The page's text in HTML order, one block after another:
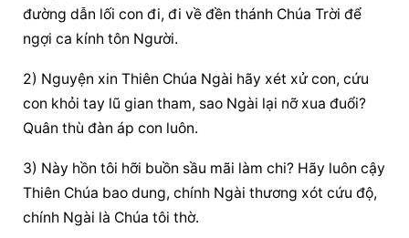
đường dẫn lối con đi, đi về đền thánh Chúa Trời để
ngợi ca kính tôn Người.
2) Nguyện xin Thiên Chúa Ngài hãy xét xử con, cứu
con khỏi tay lũ gian tham, sao Ngài lại nỡ xua đuổi?
Quân thù đàn áp con luôn.
3) Này hồn tôi hỡi buồn sầu mãi làm chi? Hãy luôn cậy
Thiên Chúa bao dung, chính Ngài thương xót cứu độ,
chính Ngài là Chúa tôi thờ.